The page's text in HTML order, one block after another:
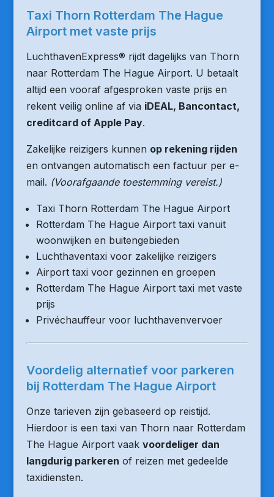
Taxi Thorn Rotterdam The Hague
Airport met vaste prijs
LuchthavenExpress® rijdt dagelijks van Thorn
naar Rotterdam The Hague Airport. U betaalt
altijd een vooraf afgesproken vaste prijs en
rekent veilig online af via iDEAL, Bancontact,
creditcard of Apple Pay.
Zakelijke reizigers kunnen op rekening rijden
en ontvangen automatisch een factuur per e-
mail. (Voorafgaande toestemming vereist.)
Taxi Thorn Rotterdam The Hague Airport
Rotterdam The Hague Airport taxi vanuit
woonwijken en buitengebieden
Luchthaventaxi voor zakelijke reizigers
Airport taxi voor gezinnen en groepen
Rotterdam The Hague Airport taxi met vaste
prijs
Privéchauffeur voor luchthavenvervoer
Voordelig alternatief voor parkeren
bij Rotterdam The Hague Airport
Onze tarieven zijn gebaseerd op reistijd.
Hierdoor is een taxi van Thorn naar Rotterdam
The Hague Airport vaak voordeliger dan
langdurig parkeren of reizen met gedeelde
taxidiensten.